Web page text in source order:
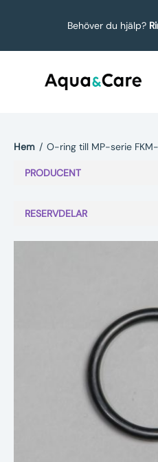
Behöver du hjälp?
Hem / O-ring till MP-serie
PRODUCENT
RESERVDELAR